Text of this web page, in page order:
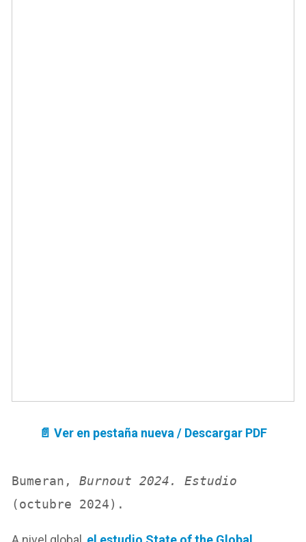
📄 Ver en pestaña nueva / Descargar PDF
Bumeran, Burnout 2024. Estudio
(octubre 2024).